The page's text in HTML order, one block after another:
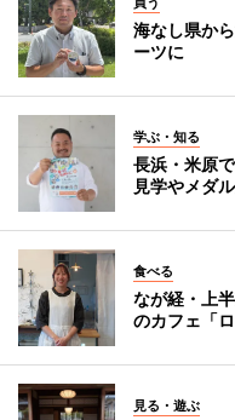
海なし県か
ーツに
学ぶ・知る
長浜・米原
見学やメダ
食べる
なが経・上
のカフェ「
見る・遊ぶ